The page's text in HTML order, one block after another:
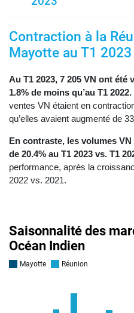
Contraction à la
Mayotte au T1 2023
Au T1 2023, 7 205 VN ont
1.8% de moins qu’au T1 2022.
ventes VN étaient en
qu’elles avaient augmenté de
En contraste, les volumes
de 20.4% au T1 2023 vs. T1
performance, après la
2022 vs. 2021.